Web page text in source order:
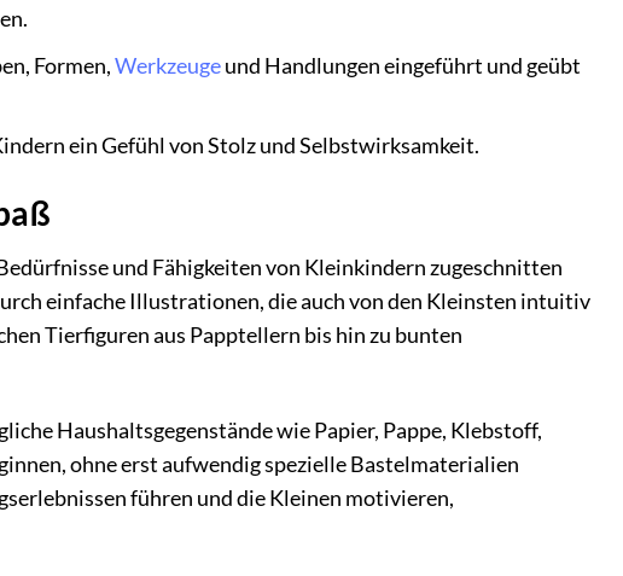
Formen,Werkzeugeund Handlungen eingeführt und geübt
ein Gefühl von Stolz und Selbstwirksamkeit.
und Fähigkeiten von Kleinkindern zugeschnitten
einfache Illustrationen, die auch von den Kleinsten intuitiv
Tierfiguren aus Papptellern bis hin zu bunten
Haushaltsgegenstände wie Papier, Pappe, Klebstoff,
ohne erst aufwendig spezielle Bastelmaterialien
führen und die Kleinen motivieren,